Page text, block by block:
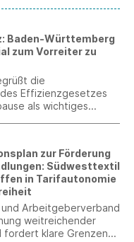
Baden-Württemberg
zum Vorreiter zu
die
Effizienzgesetzes
als wichtiges
zur Förderung
Südwesttextil
in Tarifautonomie
Arbeitgeberverband
weitreichender
fordert klare Grenzen